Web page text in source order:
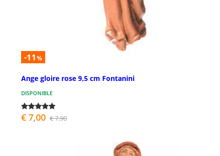
-11 %
Ange gloire rose 9,5 cm Fontanini
DISPONIBLE
€ 7,00 € 7,90